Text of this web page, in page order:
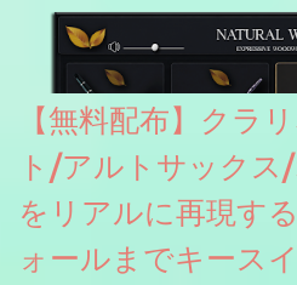
【無料配布】クラ
ト/アルトサックス
をリアルに再現す
ォールまでキース